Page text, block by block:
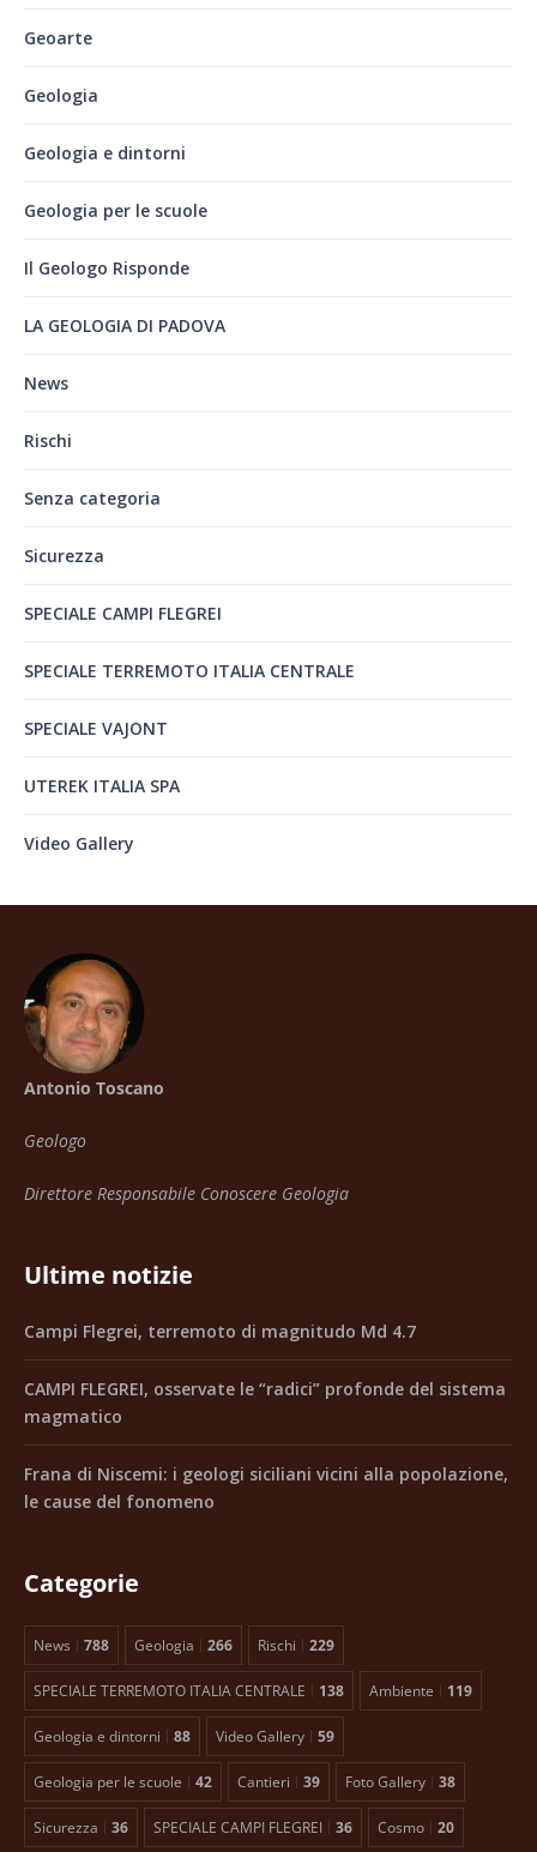
Geoarte
Geologia
Geologia e dintorni
Geologia per le scuole
Il Geologo Risponde
LA GEOLOGIA DI PADOVA
News
Rischi
Senza categoria
Sicurezza
SPECIALE CAMPI FLEGREI
SPECIALE TERREMOTO ITALIA CENTRALE
SPECIALE VAJONT
UTEREK ITALIA SPA
Video Gallery
Antonio Toscano
Geologo
Direttore Responsabile Conoscere Geologia
Ultime notizie
Campi Flegrei, terremoto di magnitudo Md 4.7
CAMPI FLEGREI, osservate le “radici” profonde del sistema
magmatico
Frana di Niscemi: i geologi siciliani vicini alla popolazione,
le cause del fonomeno
Categorie
News 788 Geologia 266 Rischi 229
SPECIALE TERREMOTO ITALIA CENTRALE 138 Ambiente 119
Geologia e dintorni 88 Video Gallery 59
Geologia per le scuole 42 Cantieri 39 Foto Gallery 38
Sicurezza 36 SPECIALE CAMPI FLEGREI 36 Cosmo 20